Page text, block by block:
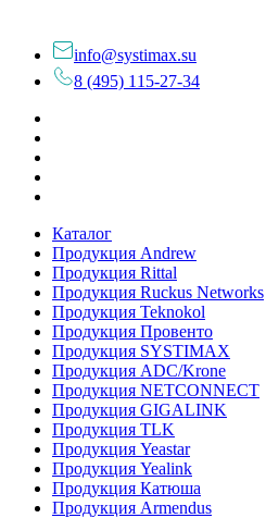
info@systimax.su
8 (495) 115-27-34
Каталог
Продукция Andrew
Продукция Rittal
Продукция Ruckus Networks
Продукция Teknokol
Продукция Провенто
Продукция SYSTIMAX
Продукция ADC/Krone
Продукция NETCONNECT
Продукция GIGALINK
Продукция TLK
Продукция Yeastar
Продукция Yealink
Продукция Катюша
Продукция Armendus